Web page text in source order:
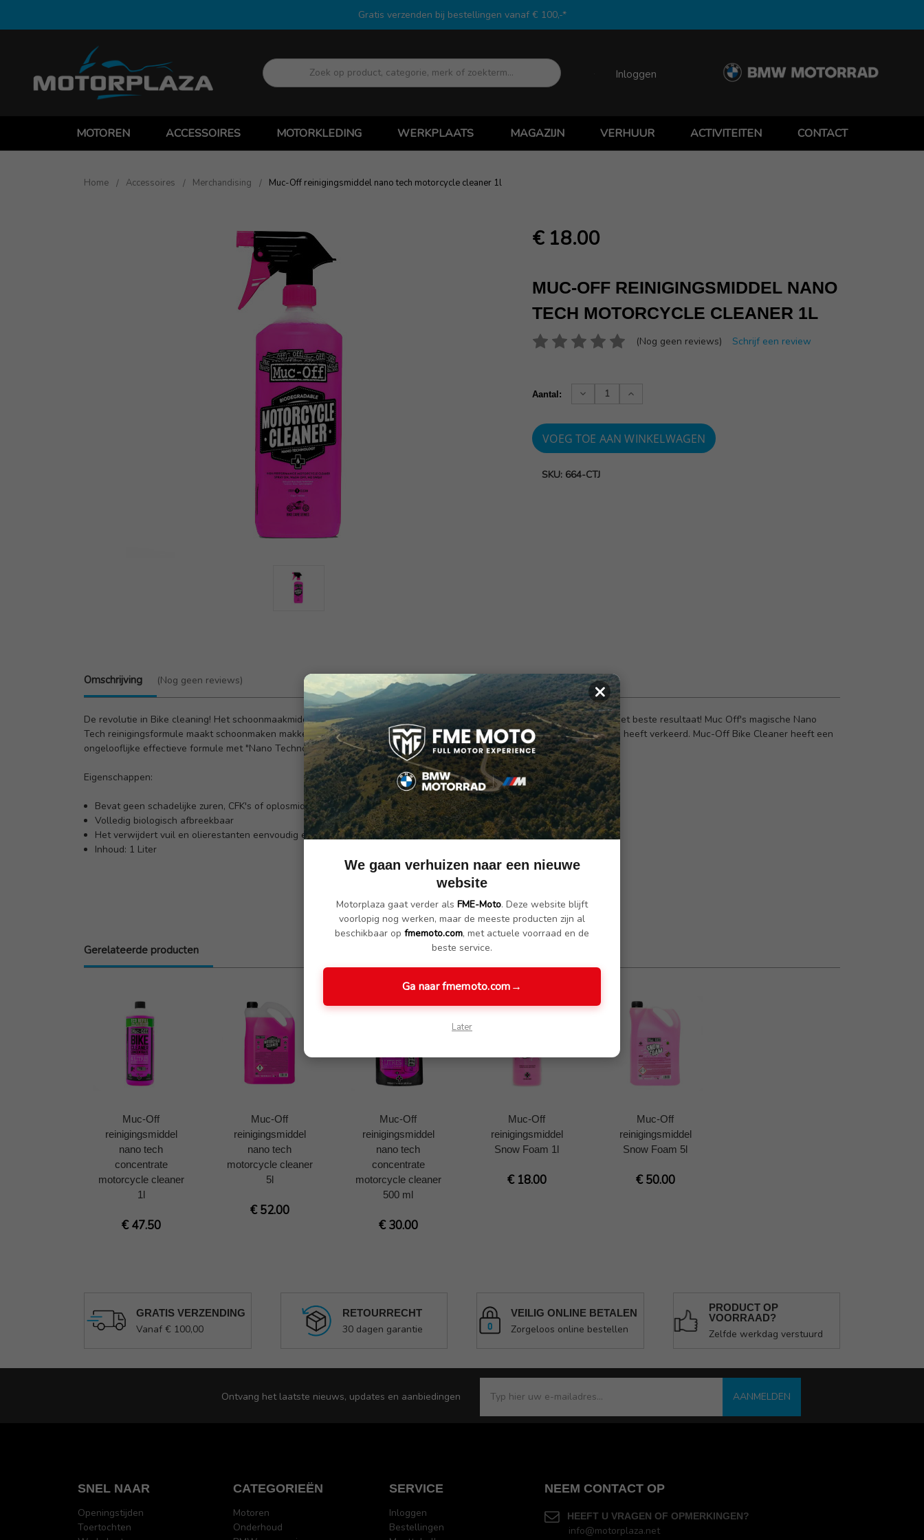
Gratis verzenden bij bestellingen vanaf € 100,-*
Zoek
Inloggen
MOTOREN ACCESSOIRES MOTORKLEDING WERKPLAATS MAGAZIJN VERHUUR ACTIVITEITEN CONTACT
Home Accessoires Merchandising Muc-Off reinigingsmiddel nano tech motorcycle cleaner 1l
€ 18.00
MUC-OFF REINIGINGSMIDDEL NANO
TECH MOTORCYCLE CLEANER 1L
(Nog geen reviews) Schrijf een review
voorraad:
Aantal:
Verhoog
Verlaag
SKU: 664-CTJ
Omschrijving (Nog geen reviews)
De revolutie in Bike cleaning! Het schoonmaakmiddel voor wanneer je alleen genoegen neemt met de beste kwaliteit en het beste resultaat! Muc Off's magische Nano
Tech reinigingsformule maakt schoonmaken makkelijk, ongeacht de weer- en/of rijomstandigheden waarin jouw motor zich heeft verkeerd. Muc-Off Bike Cleaner heeft een
ongelooflijke effectieve formule met "Nano Technology" die zorgt voor een nette afwerking van jouw motorfiets.
Eigenschappen:
Bevat geen schadelijke zuren, CFK's of oplosmiddelen
Volledig biologisch afbreekbaar
Het verwijdert vuil en olierestanten eenvoudig en laat uw motor glanzen
Inhoud: 1 Liter
Gerelateerde producten
Muc-Off
reinigingsmiddel
nano tech
concentrate
motorcycle cleaner
1l
€ 47.50
Muc-Off
reinigingsmiddel
nano tech
motorcycle cleaner
5l
€ 52.00
Muc-Off
reinigingsmiddel
nano tech
concentrate
motorcycle cleaner
500 ml
€ 30.00
Muc-Off
reinigingsmiddel
Snow Foam 1l
€ 18.00
Muc-Off
reinigingsmiddel
Snow Foam 5l
€ 50.00
GRATIS VERZENDING
Vanaf € 100,00
RETOURRECHT
30 dagen garantie
VEILIG ONLINE BETALEN
Zorgeloos online bestellen
PRODUCT OP
VOORRAAD?
Zelfde werkdag verstuurd
Ontvang het laatste nieuws, updates en aanbiedingen AANMELDEN
SNEL NAAR
Openingstijden
Toertochten
CATEGORIEËN
Motoren
Onderhoud
SERVICE
Inloggen
Bestellingen
NEEM CONTACT OP
HEEFT U VRAGEN OF OPMERKINGEN?
info@motorplaza.net
×
We gaan verhuizen naar een nieuwe
website
Motorplaza gaat verder als FME-Moto. Deze website blijft
voorlopig nog werken, maar de meeste producten zijn al
beschikbaar op fmemoto.com, met actuele voorraad en de
beste service.
Ga naar fmemoto.com→
Later